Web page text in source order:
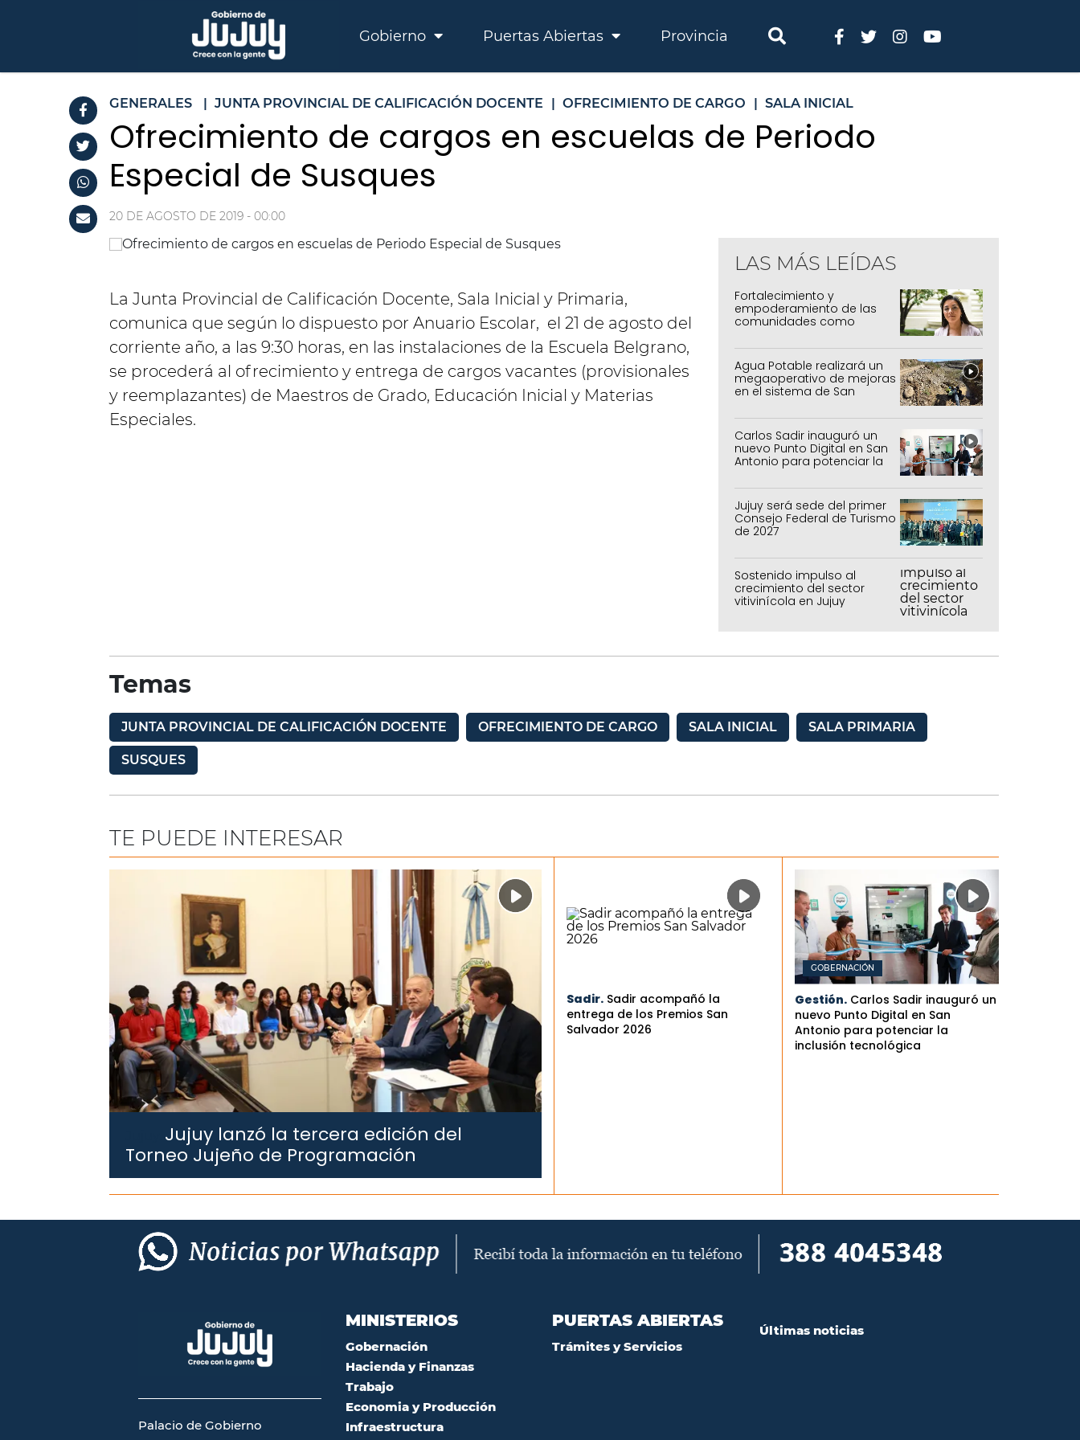
Gobierno Puertas Abiertas Provincia
GENERALES | JUNTA PROVINCIAL DE CALIFICACIÓN DOCENTE | OFRECIMIENTO DE CARGO | SALA INICIAL
Ofrecimiento de cargos en escuelas de Periodo
Especial de Susques
20 DE AGOSTO DE 2019 - 00:00
La Junta Provincial de Calificación Docente, Sala Inicial y Primaria,
comunica que según lo dispuesto por Anuario Escolar, el 21 de agosto del
corriente año, a las 9:30 horas, en las instalaciones de la Escuela Belgrano,
se procederá al ofrecimiento y entrega de cargos vacantes (provisionales
y reemplazantes) de Maestros de Grado, Educación Inicial y Materias
Especiales.
LAS MÁS LEÍDAS
Fortalecimiento y
empoderamiento de las
comunidades como
Agua Potable realizará un
megaoperativo de mejoras
en el sistema de San
Carlos Sadir inauguró un
nuevo Punto Digital en San
Antonio para potenciar la
inclusión tecnológica
Jujuy será sede del primer
Consejo Federal de Turismo
de 2027
Sostenido impulso al
crecimiento del sector
vitivinícola en Jujuy
Temas
JUNTA PROVINCIAL DE CALIFICACIÓN DOCENTE OFRECIMIENTO DE CARGO SALA INICIAL SALA PRIMARIA
SUSQUES
TE PUEDE INTERESAR
Jujuy lanzó la tercera edición del
Torneo Jujeño de Programación
Sadir. Sadir acompañó la
entrega de los Premios San
Salvador 2026
GOBERNACIÓN
Gestión. Carlos Sadir inauguró un
nuevo Punto Digital en San
Antonio para potenciar la
inclusión tecnológica
Palacio de Gobierno
MINISTERIOS
Gobernación
Hacienda y Finanzas
Trabajo
Economia y Producción
Infraestructura
PUERTAS ABIERTAS
Trámites y Servicios
Últimas noticias